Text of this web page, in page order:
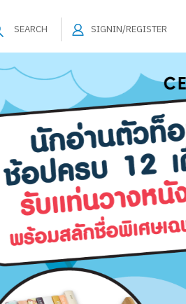
SEARCH SIGNIN/REGISTER